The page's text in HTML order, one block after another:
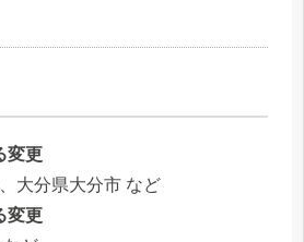
変更
大分県大分市 など
変更